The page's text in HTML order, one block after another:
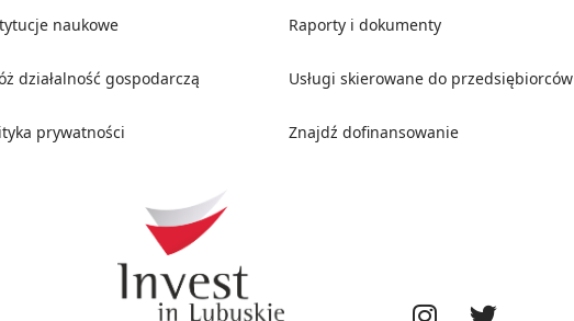
naukowe
działalność gospodarczą
prywatności
Raporty i dokumenty
Usługi skierowane do przedsiębiorców
Znajdź dofinansowanie